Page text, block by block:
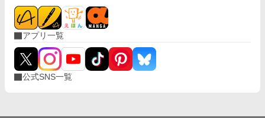
アプリ一覧
公式SNS一覧